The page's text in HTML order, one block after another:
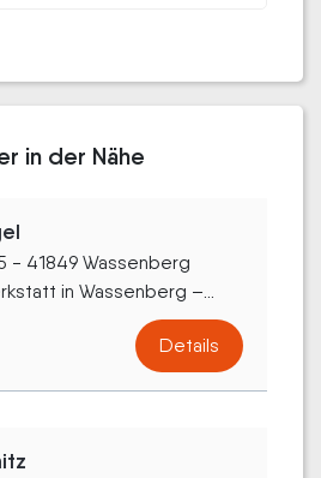
in der Nähe
- 41849 Wassenberg
in Wassenberg –...
Details